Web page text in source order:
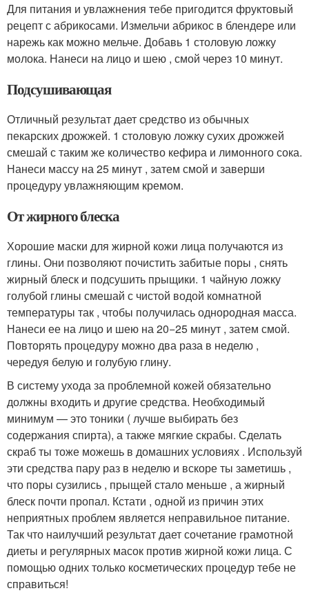
Для питания и увлажнения тебе пригодится фруктовый
рецепт с абрикосами. Измельчи абрикос в блендере или
нарежь как можно мельче. Добавь 1 столовую ложку
молока. Нанеси на лицо и шею , смой через 10 минут.
Подсушивающая
Отличный результат дает средство из обычных
пекарских дрожжей. 1 столовую ложку сухих дрожжей
смешай с таким же количество кефира и лимонного сока.
Нанеси массу на 25 минут , затем смой и заверши
процедуру увлажняющим кремом.
От жирного блеска
Хорошие маски для жирной кожи лица получаются из
глины. Они позволяют почистить забитые поры , снять
жирный блеск и подсушить прыщики. 1 чайную ложку
голубой глины смешай с чистой водой комнатной
температуры так , чтобы получилась однородная масса.
Нанеси ее на лицо и шею на 20−25 минут , затем смой.
Повторять процедуру можно два раза в неделю ,
чередуя белую и голубую глину.
В систему ухода за проблемной кожей обязательно
должны входить и другие средства. Необходимый
минимум — это тоники ( лучше выбирать без
содержания спирта), а также мягкие скрабы. Сделать
скраб ты тоже можешь в домашних условиях . Используй
эти средства пару раз в неделю и вскоре ты заметишь ,
что поры сузились , прыщей стало меньше , а жирный
блеск почти пропал. Кстати , одной из причин этих
неприятных проблем является неправильное питание.
Так что наилучший результат дает сочетание грамотной
диеты и регулярных масок против жирной кожи лица. С
помощью одних только косметических процедур тебе не
справиться!